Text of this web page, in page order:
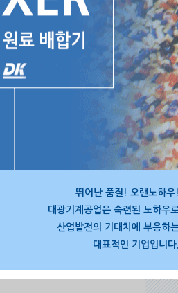
뛰어난 품질! 오랜노하
대광기계공업은 숙련된 노하우
산업발전의 기대치에 부응하
대표적인 기업입니